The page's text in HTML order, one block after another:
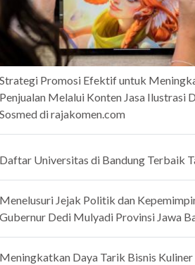
Promosi Efektif untuk
Melalui Konten Jasa Ilustrasi
di rajakomen.com
Universitas di Bandung Terbaik
Jejak Politik dan
Dedi Mulyadi Provinsi Jawa
Daya Tarik Bisnis